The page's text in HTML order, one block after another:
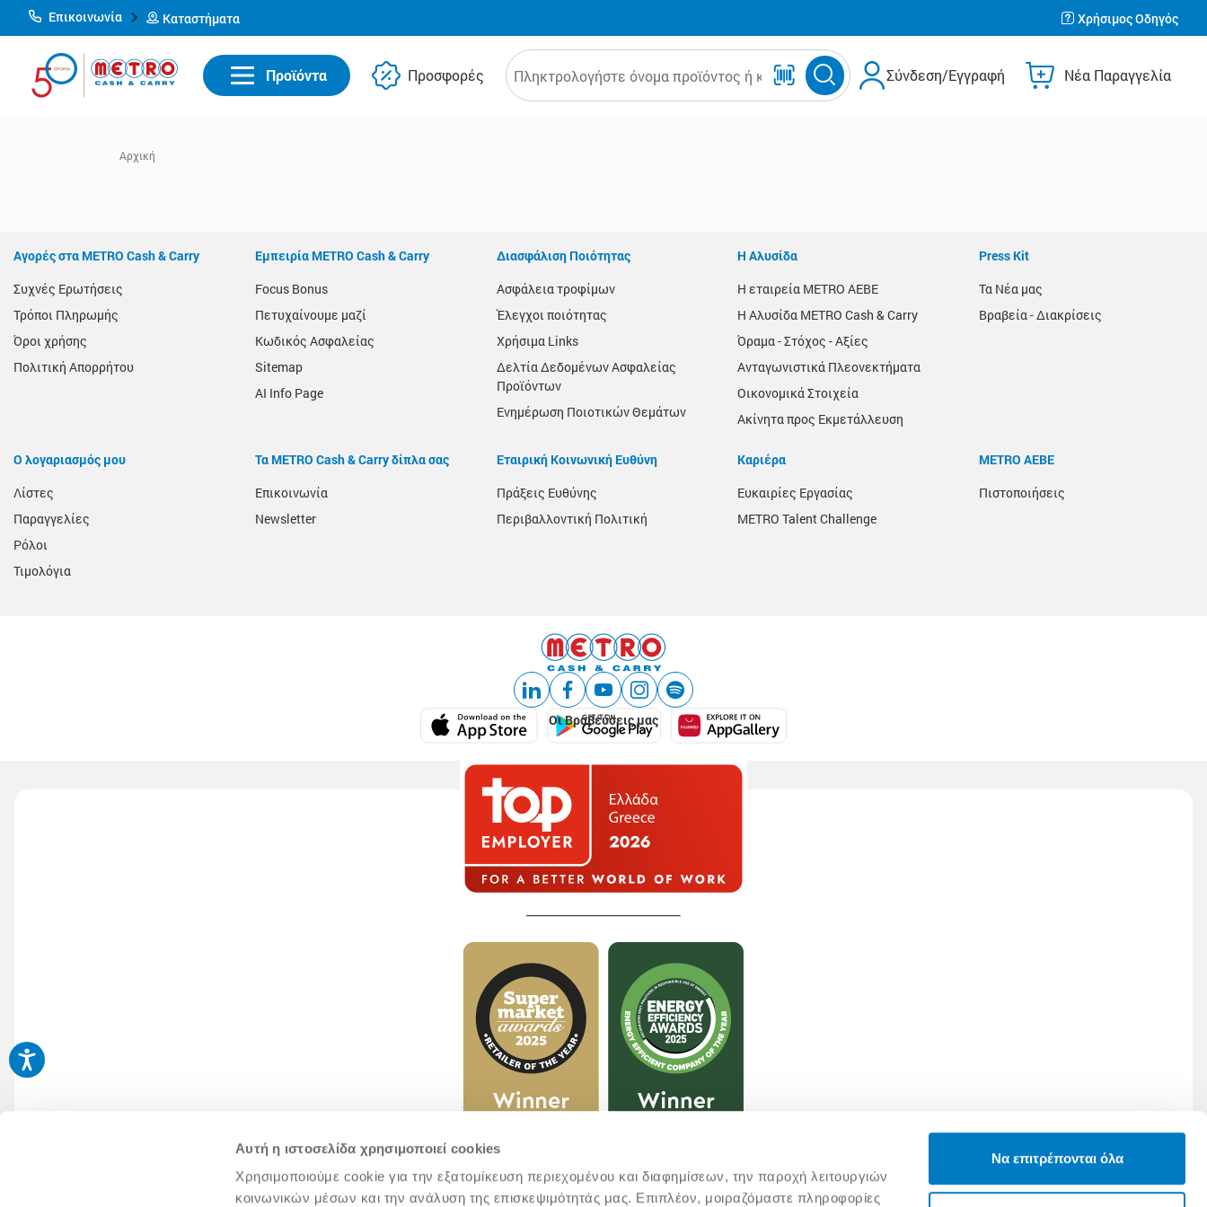
Αυτή η ιστοσελίδα χρησιμοποιεί cookies
Χρησιμοποιούμε cookie για την εξατομίκευση περιεχομένου και διαφημίσεων, την παροχή λειτουργιών
κοινωνικών μέσων και την ανάλυση της επισκεψιμότητάς μας. Επιπλέον, μοιραζόμαστε πληροφορίες
Να επιτρέπονται όλα
Επικοινωνία Καταστήματα Χρήσιμος Οδηγός
Προϊόντα Προσφορές Σύνδεση/Εγγραφή Νέα Παραγγελία
Αγορές στα METRO Cash & Carry
Συχνές Ερωτήσεις
Τρόποι Πληρωμής
Όροι χρήσης
Πολιτική Απορρήτου
Εμπειρία METRO Cash & Carry
Focus Bonus
Πετυχαίνουμε μαζί
Κωδικός Ασφαλείας
Sitemap
AI Info Page
Διασφάλιση Ποιότητας
Ασφάλεια τροφίμων
Έλεγχοι ποιότητας
Χρήσιμα Links
Δελτία Δεδομένων Ασφαλείας
Προϊόντων
Ενημέρωση Ποιοτικών Θεμάτων
Η Αλυσίδα
Η εταιρεία METRO AEBE
Η Αλυσίδα METRO Cash & Carry
Όραμα - Στόχος - Αξίες
Ανταγωνιστικά Πλεονεκτήματα
Οικονομικά Στοιχεία
Ακίνητα προς Εκμετάλλευση
Press Kit
Τα Νέα μας
Βραβεία - Διακρίσεις
Ο λογαριασμός μου
Λίστες
Παραγγελίες
Ρόλοι
Τιμολόγια
Τα METRO Cash & Carry δίπλα σας
Επικοινωνία
Newsletter
Εταιρική Κοινωνική Ευθύνη
Πράξεις Ευθύνης
Περιβαλλοντική Πολιτική
Καριέρα
Ευκαιρίες Εργασίας
METRO Talent Challenge
METRO ΑΕΒΕ
Πιστοποιήσεις
Οι Βραβεύσεις μας